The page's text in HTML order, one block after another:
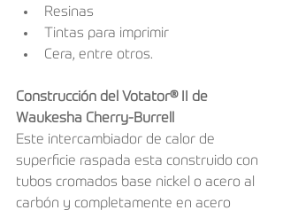
Resinas
Tintas para imprimir
Cera, entre otros.
Construcción del Votator® II de
Waukesha Cherry-Burrell
Este intercambiador de calor de
superficie raspada esta construido con
tubos cromados base nickel o acero al
carbón y completamente en acero